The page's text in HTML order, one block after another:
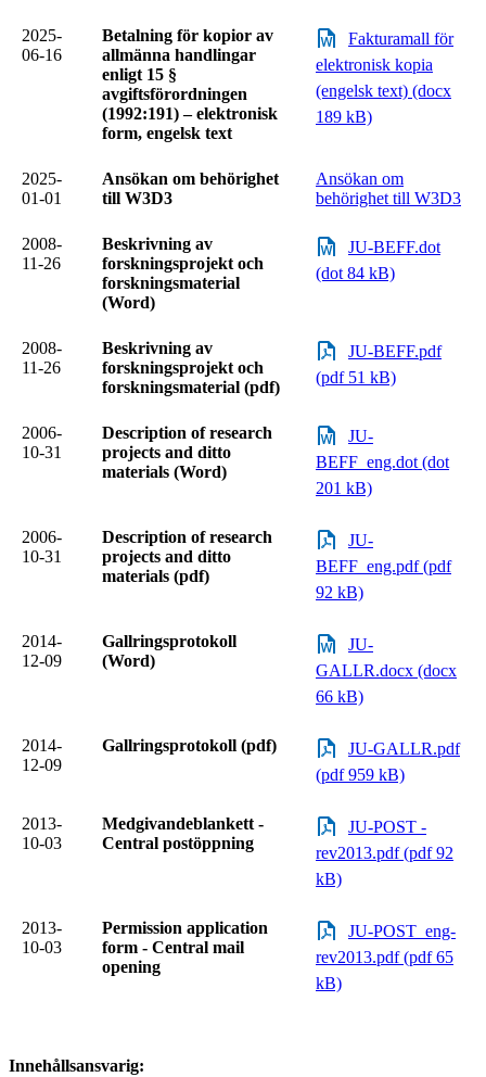
2025-
06-16
Betalning för kopior av
allmänna handlingar
enligt 15 §
avgiftsförordningen
(1992:191) – elektronisk
form, engelsk text
Fakturamall för
elektronisk kopia
(engelsk text) (docx
189 kB)
2025-
01-01
Ansökan om behörighet
till W3D3
Ansökan om
behörighet till W3D3
2008-
11-26
Beskrivning av
forskningsprojekt och
forskningsmaterial
(Word)
JU-BEFF.dot
(dot 84 kB)
2008-
11-26
Beskrivning av
forskningsprojekt och
forskningsmaterial (pdf)
JU-BEFF.pdf
(pdf 51 kB)
2006-
10-31
Description of research
projects and ditto
materials (Word)
JU-
BEFF_eng.dot (dot
201 kB)
2006-
10-31
Description of research
projects and ditto
materials (pdf)
JU-
BEFF_eng.pdf (pdf
92 kB)
2014-
12-09
Gallringsprotokoll
(Word)
JU-
GALLR.docx (docx
66 kB)
2014-
12-09
Gallringsprotokoll (pdf)
JU-GALLR.pdf
(pdf 959 kB)
2013-
10-03
Medgivandeblankett -
Central postöppning
JU-POST -
rev2013.pdf (pdf 92
kB)
2013-
10-03
Permission application
form - Central mail
opening
JU-POST_eng-
rev2013.pdf (pdf 65
kB)
Innehållsansvarig: